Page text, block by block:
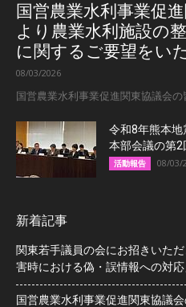
国営農業水利事業促
より農業水利施設の
に関するご要望をい
08/03/2026
国営農業水利事業促進関東協議会
令和8年熊本
本部会議の第2
活動報告 08/03/
新着記事
関東若手議員の会にお招きいた
害時における偽・誤情報への対
国営農業水利事業促進関東協議